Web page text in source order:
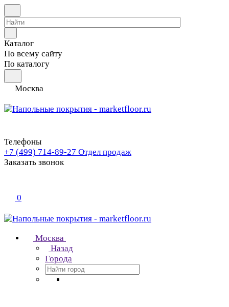
Каталог
По всему сайту
По каталогу
Москва
Телефоны
+7 (499) 714-89-27 Отдел продаж
Заказать звонок
0
Москва
Назад
Города